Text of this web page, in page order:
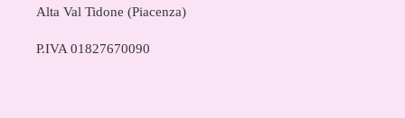
Alta Val Tidone (Piacenza)
P.IVA 01827670090